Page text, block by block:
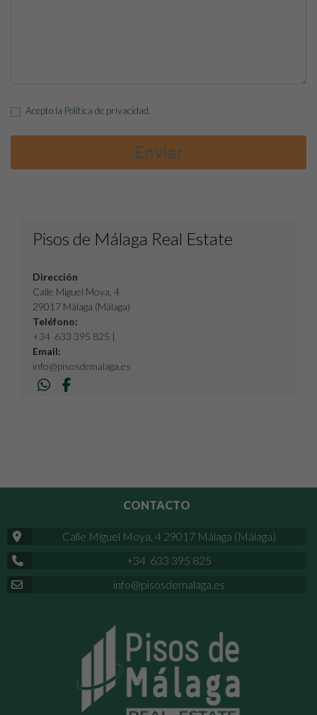
Acepto la Política de privacidad
Pisos de Málaga Real Estate
Dirección
Calle Miguel Moya, 4
29017 Málaga (Málaga)
Teléfono:
+34 633 395 825 |
Email:
info@pisosdemalaga.es
CONTACTO
Calle Miguel Moya, 4 29017 Málaga (Málaga)
+34 633 395 825
info@pisosdemalaga.es